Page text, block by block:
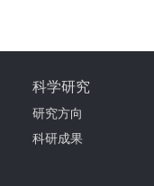
科学研究
研究方向
科研成果